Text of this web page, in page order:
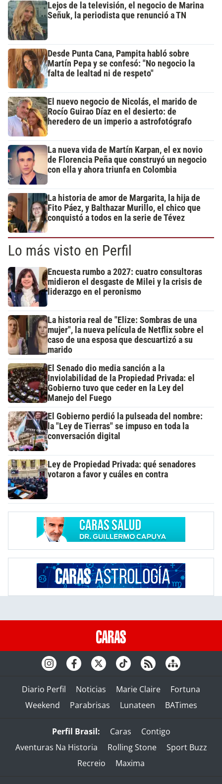
Lejos de la televisión, el negocio de Marina
Señuk, la periodista que renunció a TN
Desde Punta Cana, Pampita habló sobre
Martín Pepa y se confesó: "No negocio la
falta de lealtad ni de respeto"
El nuevo negocio de Nicolás, el marido de
Rocío Guirao Díaz en el desierto: de
heredero de un imperio a astrofotógrafo
La nueva vida de Martín Karpan, el ex novio
de Florencia Peña que construyó un negocio
con ella y ahora triunfa en Colombia
La historia de amor de Margarita, la hija de
Fito Páez, y Balthazar Murillo, el chico que
conquistó a todos en la serie de Tévez
Lo más visto en Perfil
Encuesta rumbo a 2027: cuatro consultoras
midieron el desgaste de Milei y la crisis de
liderazgo en el peronismo
La historia real de "Elize: Sombras de una
mujer", la nueva película de Netflix sobre el
caso de una esposa que descuartizó a su
marido
El Senado dio media sanción a la
Inviolabilidad de la Propiedad Privada: el
Gobierno tuvo que ceder en la Ley del
Manejo del Fuego
El Gobierno perdió la pulseada del nombre:
la "Ley de Tierras" se impuso en toda la
conversación digital
Ley de Propiedad Privada: qué senadores
votaron a favor y cuáles en contra
Diario Perfil Noticias Marie Claire
Fortuna
Weekend
Parabrisas Lunateen BATimes
Perfil Brasil: Caras
Contigo
Aventuras Na Historia
Rolling Stone
Sport Buzz
Recreio
Maxima